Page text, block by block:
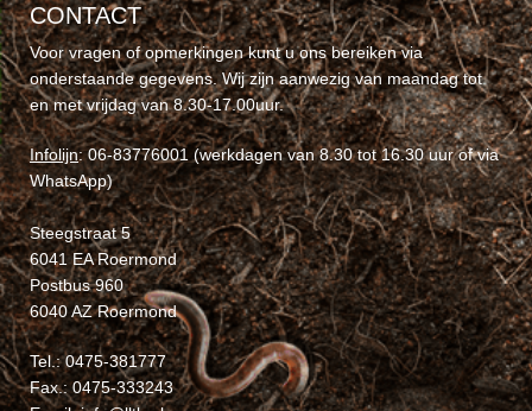
CONTACT
Voor vragen of opmerkingen kunt u ons bereiken via
onderstaande gegevens. Wij zijn aanwezig van maandag tot
en met vrijdag van 8.30-17.00uur.
Infolijn: 06-83776001 (werkdagen van 8.30 tot 16.30 uur of via
WhatsApp)
Steegstraat 5
6041 EA Roermond
Postbus 960
6040 AZ Roermond
Tel.: 0475-381777
Fax.: 0475-333243